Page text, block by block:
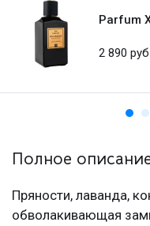
Parfum
2 890 руб
Полное
Пряности, лаванда,
обволакивающая